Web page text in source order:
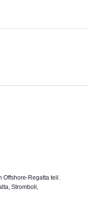
Offshore-Regatta teil.
Stromboli,